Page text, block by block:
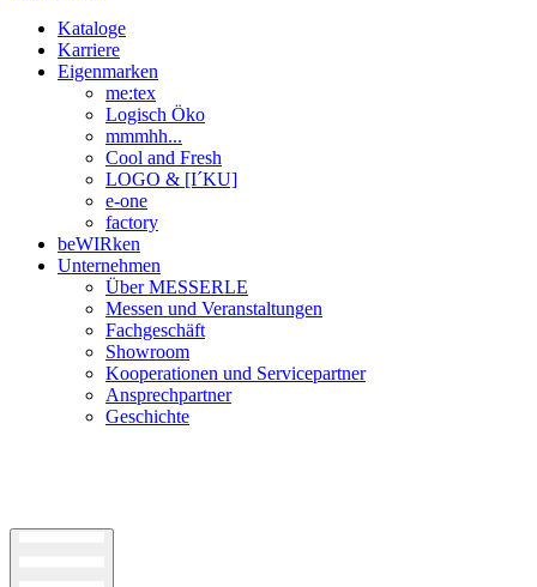
Kataloge
Karriere
Eigenmarken
me:tex
Logisch Öko
mmmhh...
Cool and Fresh
LOGO & [I´KU]
e-one
factory
beWIRken
Unternehmen
Über MESSERLE
Messen und Veranstaltungen
Fachgeschäft
Showroom
Kooperationen und Servicepartner
Ansprechpartner
Geschichte